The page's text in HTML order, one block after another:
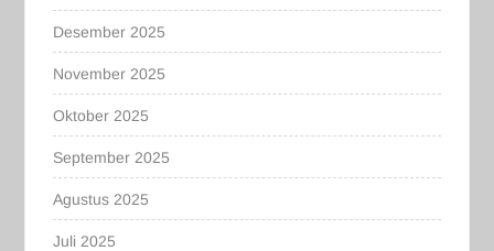
Desember 2025
November 2025
Oktober 2025
September 2025
Agustus 2025
Juli 2025